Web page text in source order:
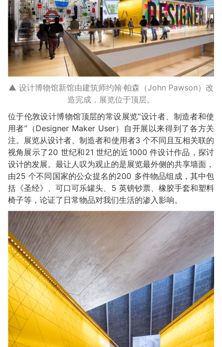
▲ 设计博物馆新馆由建筑师约翰·帕森（John Pawson）改
造完成，展览位于顶层。
位于伦敦设计博物馆顶层的常设展览“设计者、制造者和使
用者”（Designer Maker User）自开展以来得到了各方关
注。展览从设计者、制造者和使用者3 个不同且互相关联的
视角展示了20 世纪和21 世纪的近1000 件设计作品，探讨
设计的发展。最让人叹为观止的是展览最外侧的共享墙面，
由25 个不同国家的公众提名的200 多件物品组成，其中包
括《圣经》、可口可乐罐头、5 英镑钞票、橡胶手套和塑料
椅子等，论证了日常物品对我们生活的渗入影响。